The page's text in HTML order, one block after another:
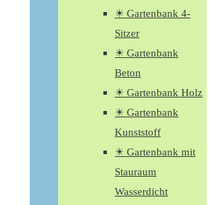
☀ Gartenbank 4-
Sitzer
☀ Gartenbank
Beton
☀ Gartenbank Holz
☀ Gartenbank
Kunststoff
☀ Gartenbank mit
Stauraum
Wasserdicht